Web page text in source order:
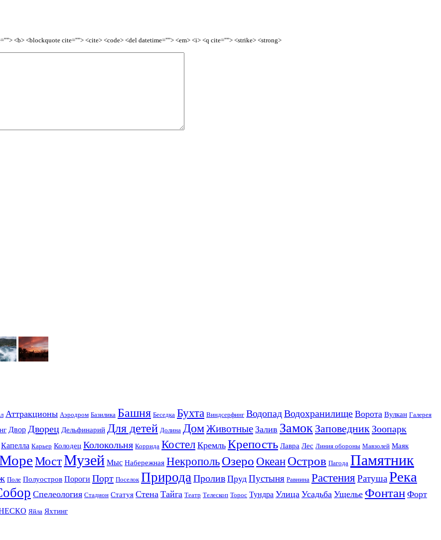
<b> <blockquote cite=""> <cite> <code> <del datetime=""> <em> <i> <q cite=""> <strike> <strong>
Аттракционы Аэродром Базилика Башня Беседка Бухта Виндсерфинг ВодопадВодохранилище Ворота Вулкан Галерея
Двор Дворец Дельфинарий Для детей Долина ДомЖивотные Залив Замок Заповедник Зоопарк
Капелла Карьер Колодец Колокольня Коррида Костел Кремль Крепость Лавра Лес Линия обороны Мавзолей Маяк
МостМузей Мыс Набережная НекропольОзеро ОкеанОстров Пагода Памятник
Поле Полуостров Пороги Порт Поселок ПриродаПролив Пруд Пустыня Равнина Растения РатушаРека
Спелеология Стадион Статуя Стена Тайга Театр Телескоп Торос Тундра Улица Усадьба Ущелье Фонтан Форт
Яйла Яхтинг